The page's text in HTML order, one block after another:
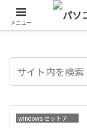
windows セットアップ情報
メニュー